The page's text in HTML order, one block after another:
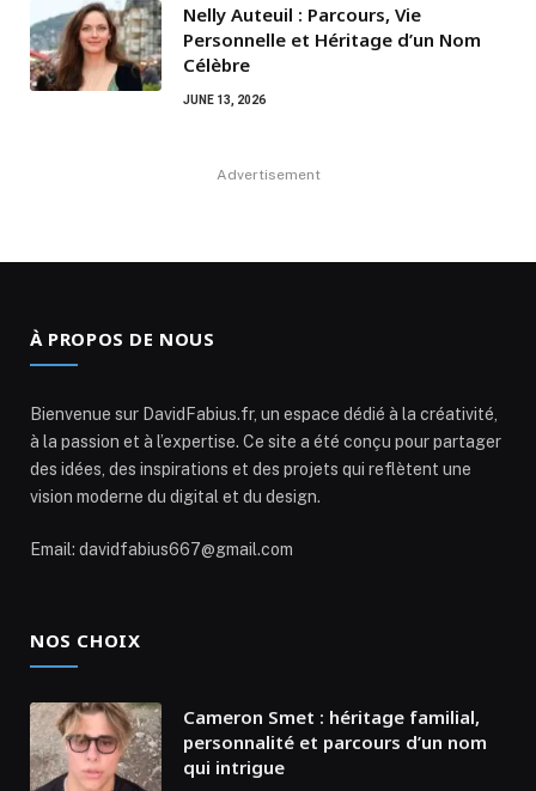
Nelly Auteuil : Parcours, Vie
Personnelle et Héritage d’un Nom
Célèbre
JUNE 13, 2026
Advertisement
À PROPOS DE NOUS
Bienvenue sur DavidFabius.fr, un espace dédié à la créativité,
à la passion et à l’expertise. Ce site a été conçu pour partager
des idées, des inspirations et des projets qui reflètent une
vision moderne du digital et du design.
Email: davidfabius667@gmail.com
NOS CHOIX
Cameron Smet : héritage familial,
personnalité et parcours d’un nom
qui intrigue